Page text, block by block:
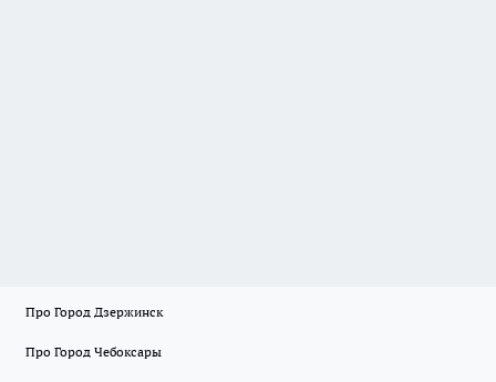
Про Город Дзержинск
Про Город Чебоксары